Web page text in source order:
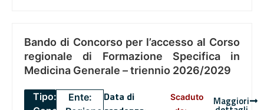
Bando di Concorso per l’accesso al Corso
regionale di Formazione Specifica in
Medicina Generale – triennio 2026/2029
Tipo:
Ente:
Data di
Scaduto
Maggiori